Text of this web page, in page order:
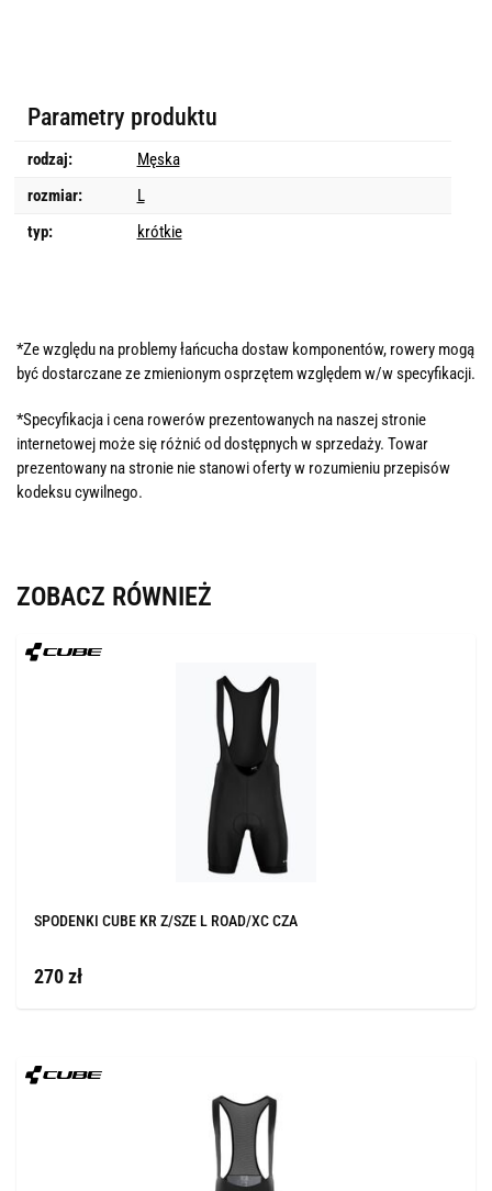
Parametry produktu
rodzaj:
Męska
rozmiar:
L
typ:
krótkie
*Ze względu na problemy łańcucha dostaw komponentów, rowery mogą
być dostarczane ze zmienionym osprzętem względem w/w specyfikacji.
*Specyfikacja i cena rowerów prezentowanych na naszej stronie
internetowej może się różnić od dostępnych w sprzedaży. Towar
prezentowany na stronie nie stanowi oferty w rozumieniu przepisów
kodeksu cywilnego.
ZOBACZ RÓWNIEŻ
SPODENKI CUBE KR Z/SZE L ROAD/XC CZA
270 zł